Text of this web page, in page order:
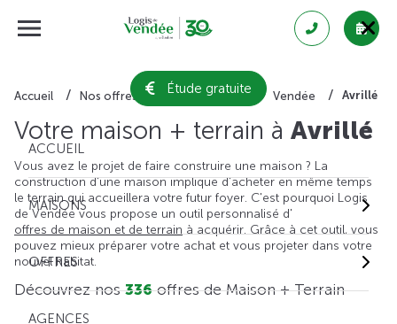
Étude gratuite
ACCUEIL
MAISONS
OFFRES
AGENCES
Accueil Nos offres de maison + terrain Vendée Avrillé
Votre maison + terrain à Avrillé
Vous avez le projet de faire construire une maison ? La
construction d'une maison implique d'acheter en même temps
le terrain qui accueillera votre futur foyer. C'est pourquoi Logis
de Vendée vous propose un outil personnalisé d'
offres de maison et de terrain à acquérir. Grâce à cet outil, vous
pouvez mieux préparer votre achat et vous projeter dans votre
nouvel habitat.
Découvrez nos336offres de Maison + Terrain